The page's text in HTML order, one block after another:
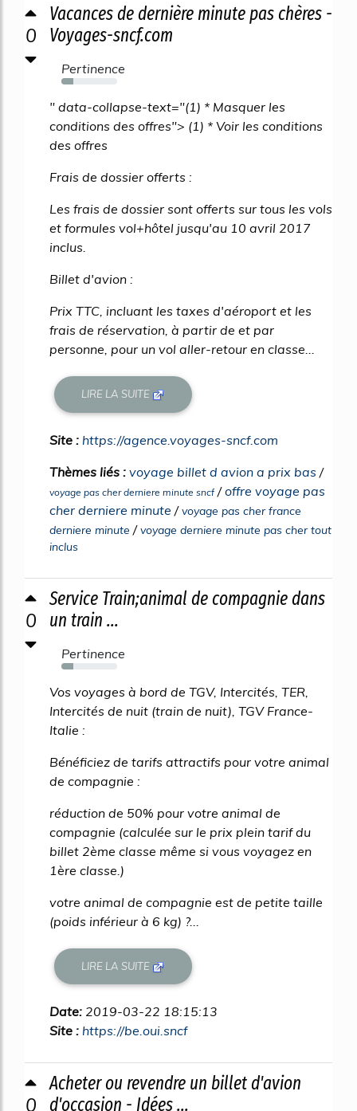
0
Vacances de dernière minute pas chères -
Voyages-sncf.com
Pertinence
21%
" data-collapse-text="(1) * Masquer les
conditions des offres"> (1) * Voir les conditions
des offres
Frais de dossier offerts :
Les frais de dossier sont offerts sur tous les vols
et formules vol+hôtel jusqu'au 10 avril 2017
inclus.
Billet d'avion :
Prix TTC, incluant les taxes d'aéroport et les
frais de réservation, à partir de et par
personne, pour un vol aller-retour en classe...
LIRE LA SUITE
Site : https://agence.voyages-sncf.com
Thèmes liés : voyage billet d avion a prix bas /
voyage pas cher derniere minute sncf/offre voyage pas
cher derniere minute /voyage pas cher france
derniere minute /voyage derniere minute pas cher tout
inclus
0
Service Train;animal de compagnie dans
un train ...
Pertinence
21%
Vos voyages à bord de TGV, Intercités, TER,
Intercités de nuit (train de nuit), TGV France-
Italie :
Bénéficiez de tarifs attractifs pour votre animal
de compagnie :
réduction de 50% pour votre animal de
compagnie (calculée sur le prix plein tarif du
billet 2ème classe même si vous voyagez en
1ère classe.)
votre animal de compagnie est de petite taille
(poids inférieur à 6 kg) ?...
LIRE LA SUITE
Date: 2019-03-22 18:15:13
Site : https://be.oui.sncf
0
Acheter ou revendre un billet d'avion
d'occasion - Idées ...